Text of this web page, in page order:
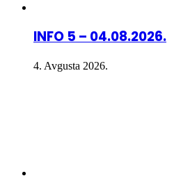
INFO 5 – 04.08.2026.
4. Avgusta 2026.